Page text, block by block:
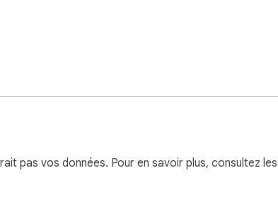
pas vos données. Pour en savoir plus, consultez les